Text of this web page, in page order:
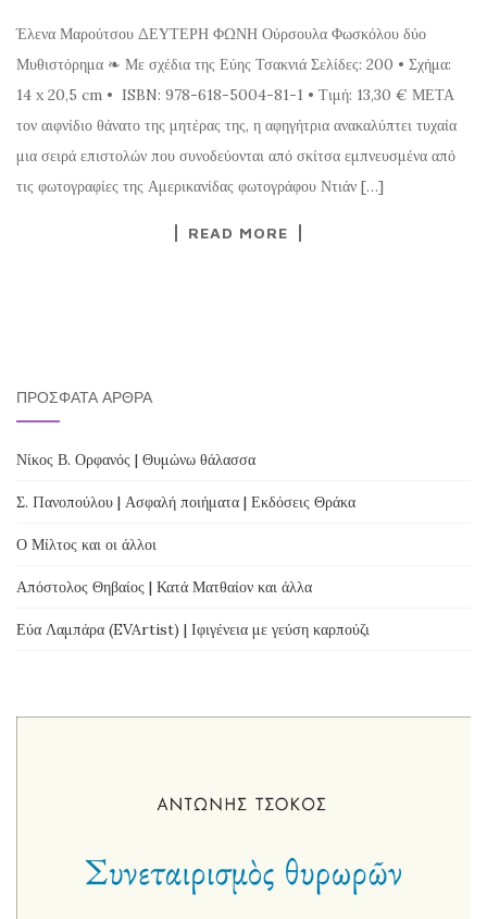
Έλενα Μαρούτσου ΔΕΥΤΕΡΗ ΦΩΝΗ Ούρσουλα Φωσκόλου δύο
Μυθιστόρημα ❧ Με σχέδια της Εύης Τσακνιά Σελίδες: 200 • Σχήμα:
14 x 20,5 cm • ISBN: 978-618-5004-81-1 • Τιμή: 13,30 € ΜΕΤΑ
τον αιφνίδιο θάνατο της μητέρας της, η αφηγήτρια ανακαλύπτει τυχαία
μια σειρά επιστολών που συνοδεύονται από σκίτσα εμπνευσμένα από
τις φωτογραφίες της Αμερικανίδας φωτογράφου Ντιάν […]
READ MORE
ΠΡΌΣΦΑΤΑ ΆΡΘΡΑ
Νίκος Β. Ορφανός | Θυμώνω θάλασσα
Σ. Πανοπούλου | Ασφαλή ποιήματα | Εκδόσεις Θράκα
Ο Μίλτος και οι άλλοι
Απόστολος Θηβαίος | Κατά Ματθαίον και άλλα
Εύα Λαμπάρα (EVArtist) | Ιφιγένεια με γεύση καρπούζι